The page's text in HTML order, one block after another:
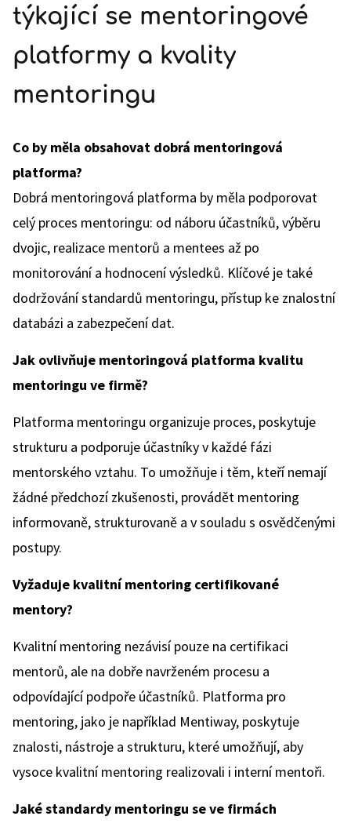
týkající se mentoringové
platformy a kvality
mentoringu
Co by měla obsahovat dobrá mentoringová
platforma?
Dobrá mentoringová platforma by měla podporovat
celý proces mentoringu: od náboru účastníků, výběru
dvojic, realizace mentorů a mentees až po
monitorování a hodnocení výsledků. Klíčové je také
dodržování standardů mentoringu, přístup ke znalostní
databázi a zabezpečení dat.
Jak ovlivňuje mentoringová platforma kvalitu
mentoringu ve firmě?
Platforma mentoringu organizuje proces, poskytuje
strukturu a podporuje účastníky v každé fázi
mentorského vztahu. To umožňuje i těm, kteří nemají
žádné předchozí zkušenosti, provádět mentoring
informovaně, strukturovaně a v souladu s osvědčenými
postupy.
Vyžaduje kvalitní mentoring certifikované
mentory?
Kvalitní mentoring nezávisí pouze na certifikaci
mentorů, ale na dobře navrženém procesu a
odpovídající podpoře účastníků. Platforma pro
mentoring, jako je například Mentiway, poskytuje
znalosti, nástroje a strukturu, které umožňují, aby
vysoce kvalitní mentoring realizovali i interní mentoři.
Jaké standardy mentoringu se ve firmách